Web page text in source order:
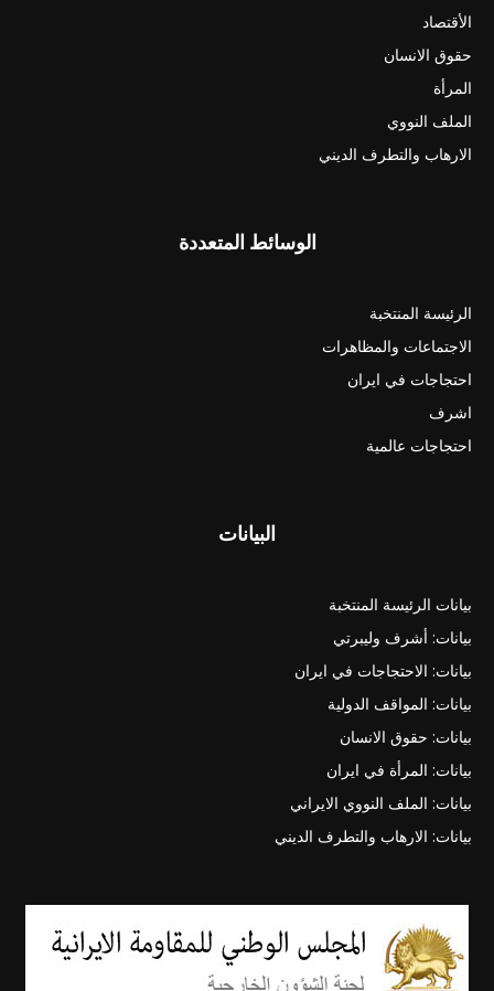
الأقتصاد
حقوق الانسان
المرأة
الملف النووي
الارهاب والتطرف الديني
الوسائط المتعددة
الرئيسة المنتخبة
الاجتماعات والمظاهرات
احتجاجات في ايران
اشرف
احتجاجات عالمية
البيانات
بيانات الرئيسة المنتخبة
بيانات: أشرف وليبرتي
بيانات: الاحتجاجات في ايران
بيانات: المواقف الدولية
بيانات: حقوق الانسان
بيانات: المرأة في ايران
بيانات: الملف النووي الايراني
بيانات: الارهاب والتطرف الديني